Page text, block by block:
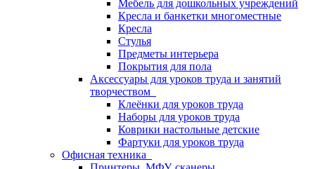
Мебель для дошкольных учреждений
Кресла и банкетки многоместные
Кресла
Стулья
Предметы интерьера
Покрытия для пола
Аксессуары для уроков труда и занятий
творчеством
Клеёнки для уроков труда
Наборы для уроков труда
Коврики настольные детские
Фартуки для уроков труда
Офисная техника